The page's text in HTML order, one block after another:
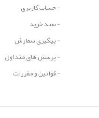
- حساب کاربری
- سبد خرید
- پیگیری سفارش
- پرسش های متداول
- قوانین و مقررات